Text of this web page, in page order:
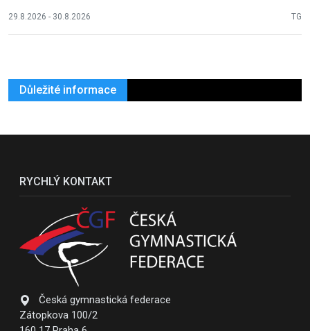
29.8.2026 - 30.8.2026 TG
Důležité informace
RYCHLÝ KONTAKT
Česká gymnastická federace
Zátopkova 100/2